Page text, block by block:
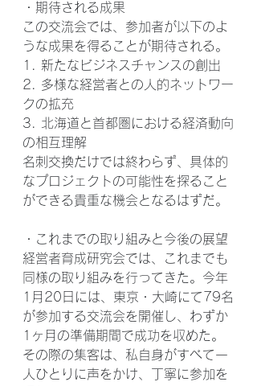
・期待される成果
この交流会では、参加者が以下のよ
うな成果を得ることが期待される。
1. 新たなビジネスチャンスの創出
2. 多様な経営者との人的ネットワー
クの拡充
3. 北海道と首都圏における経済動向
の相互理解
名刺交換だけでは終わらず、具体的
なプロジェクトの可能性を探ること
ができる貴重な機会となるはずだ。
・これまでの取り組みと今後の展望
経営者育成研究会では、これまでも
同様の取り組みを行ってきた。今年
1月20日には、東京・大崎にて79名
が参加する交流会を開催し、わずか
1ヶ月の準備期間で成功を収めた。
その際の集客は、私自身がすべて一
人ひとりに声をかけ、丁寧に参加を